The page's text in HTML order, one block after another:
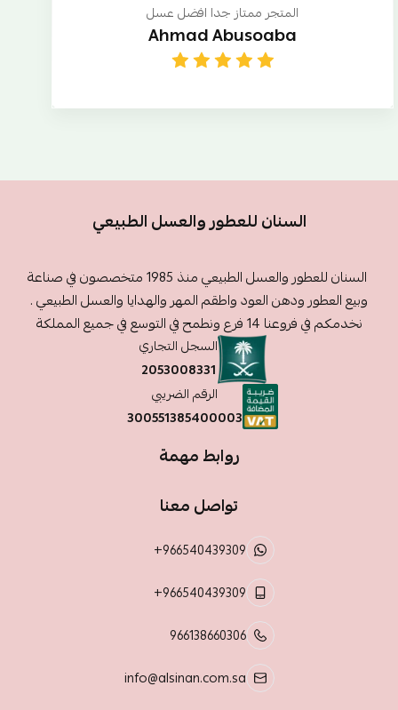
المتجر ممتاز جدا افضل عسل
Ahmad Abusoaba
السنان للعطور والعسل الطبيعي
السنان للعطور والعسل الطبيعي منذ 1985 متخصصون في صناعة
وبيع العطور ودهن العود واطقم المهر والهدايا والعسل الطبيعي .
نخدمكم في فروعنا 14 فرع ونطمح في التوسع في جميع المملكة
السجل التجاري
2053008331
الرقم الضريبي
300551385400003
روابط مهمة
تواصل معنا
+966540439309
+966540439309
966138660306
info@alsinan.com.sa